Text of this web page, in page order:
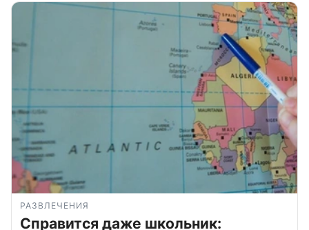
РАЗВЛЕЧЕНИЯ
Справится даже школьник: